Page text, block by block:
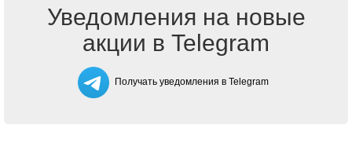
Уведомления на новые
акции в Telegram
Получать уведомления в Telegram